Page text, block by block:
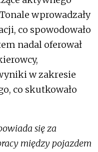
wprowadzały
co spowodowało
nadal oferował
w zakresie
co skutkowało
się za
między pojazdem